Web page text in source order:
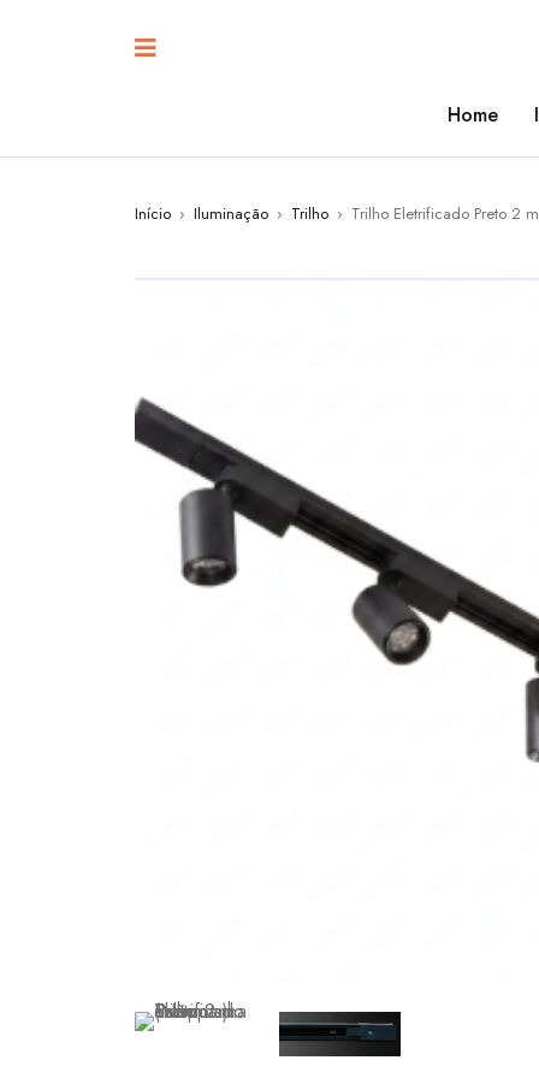
Home
Início › Iluminação › Trilho › Trilho Eletrificado Preto 2